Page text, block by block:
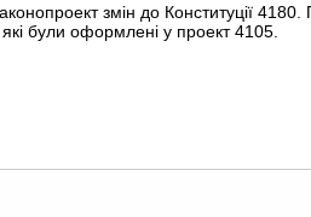
змін до Конституції
були оформлені у проект 4105.